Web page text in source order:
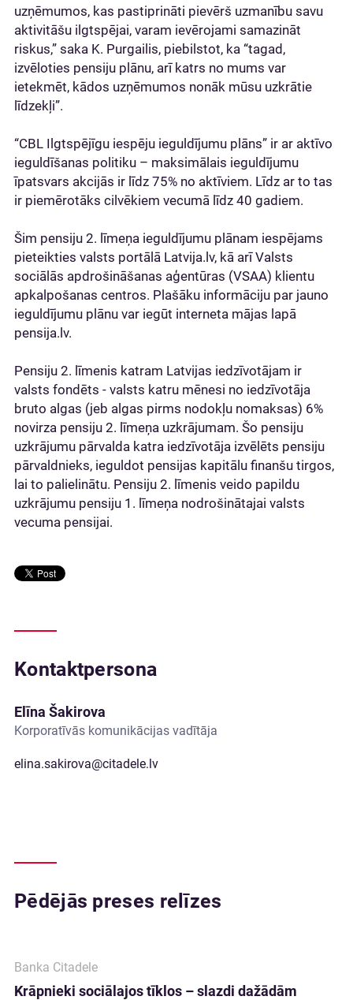
uzņēmumos, kas pastiprināti pievērš uzmanību savu
aktivitāšu ilgtspējai, varam ievērojami samazināt
riskus,” saka K. Purgailis, piebilstot, ka “tagad,
izvēloties pensiju plānu, arī katrs no mums var
ietekmēt, kādos uzņēmumos nonāk mūsu uzkrātie
līdzekļi”.
“CBL Ilgtspējīgu iespēju ieguldījumu plāns” ir ar aktīvo
ieguldīšanas politiku – maksimālais ieguldījumu
īpatsvars akcijās ir līdz 75% no aktīviem. Līdz ar to tas
ir piemērotāks cilvēkiem vecumā līdz 40 gadiem.
Šim pensiju 2. līmeņa ieguldījumu plānam iespējams
pieteikties valsts portālā Latvija.lv, kā arī Valsts
sociālās apdrošināšanas aģentūras (VSAA) klientu
apkalpošanas centros. Plašāku informāciju par jauno
ieguldījumu plānu var iegūt interneta mājas lapā
pensija.lv.
Pensiju 2. līmenis katram Latvijas iedzīvotājam ir
valsts fondēts - valsts katru mēnesi no iedzīvotāja
bruto algas (jeb algas pirms nodokļu nomaksas) 6%
novirza pensiju 2. līmeņa uzkrājumam. Šo pensiju
uzkrājumu pārvalda katra iedzīvotāja izvēlēts pensiju
pārvaldnieks, ieguldot pensijas kapitālu finanšu tirgos,
lai to palielinātu. Pensiju 2. līmenis veido papildu
uzkrājumu pensiju 1. līmeņa nodrošinātajai valsts
vecuma pensijai.
Kontaktpersona
Elīna Šakirova
Korporatīvās komunikācijas vadītāja
elina.sakirova@citadele.lv
Pēdējās preses relīzes
Banka Citadele
Krāpnieki sociālajos tīklos – slazdi dažādām